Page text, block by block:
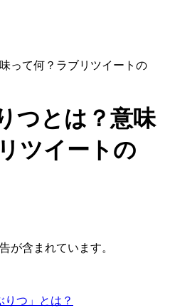
つとは？意味
ツイートの
が含まれています。
りつ」とは？